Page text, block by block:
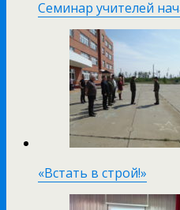
Семинар учителей
«Встать в строй!»